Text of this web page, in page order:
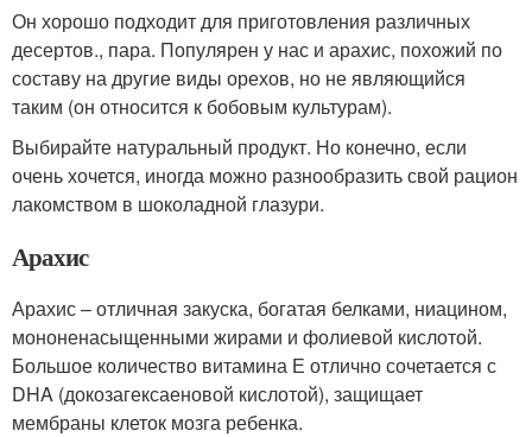
Он хорошо подходит для приготовления различных
десертов., пара. Популярен у нас и арахис, похожий по
составу на другие виды орехов, но не являющийся
таким (он относится к бобовым культурам).
Выбирайте натуральный продукт. Но конечно, если
очень хочется, иногда можно разнообразить свой рацион
лакомством в шоколадной глазури.
Арахис
Арахис – отличная закуска, богатая белками, ниацином,
мононенасыщенными жирами и фолиевой кислотой.
Большое количество витамина Е отлично сочетается с
DHA (докозагексаеновой кислотой), защищает
мембраны клеток мозга ребенка.